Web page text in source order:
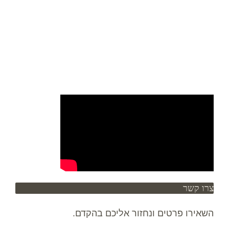
צרו קשר
השאירו פרטים ונחזור אליכם בהקדם.